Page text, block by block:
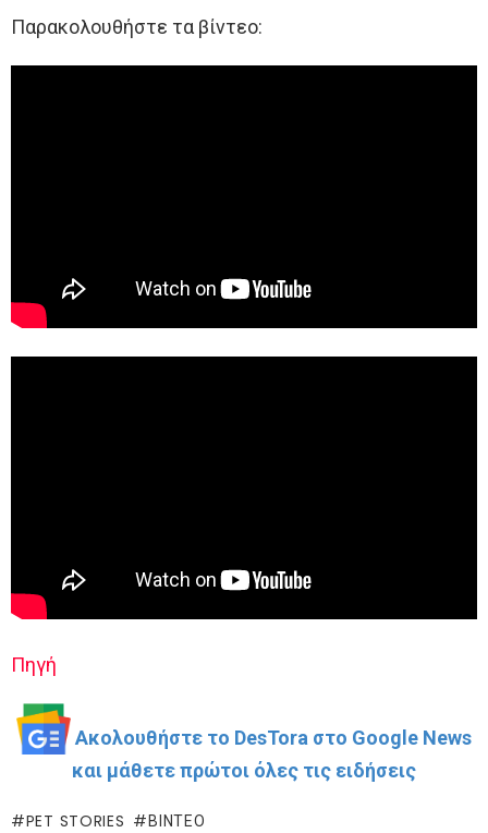
Παρακολουθήστε τα βίντεο:
Πηγή
Ακολουθήστε το DesTora στο Google News
και μάθετε πρώτοι όλες τις ειδήσεις
PET STORIES ΒΊΝΤΕΟ